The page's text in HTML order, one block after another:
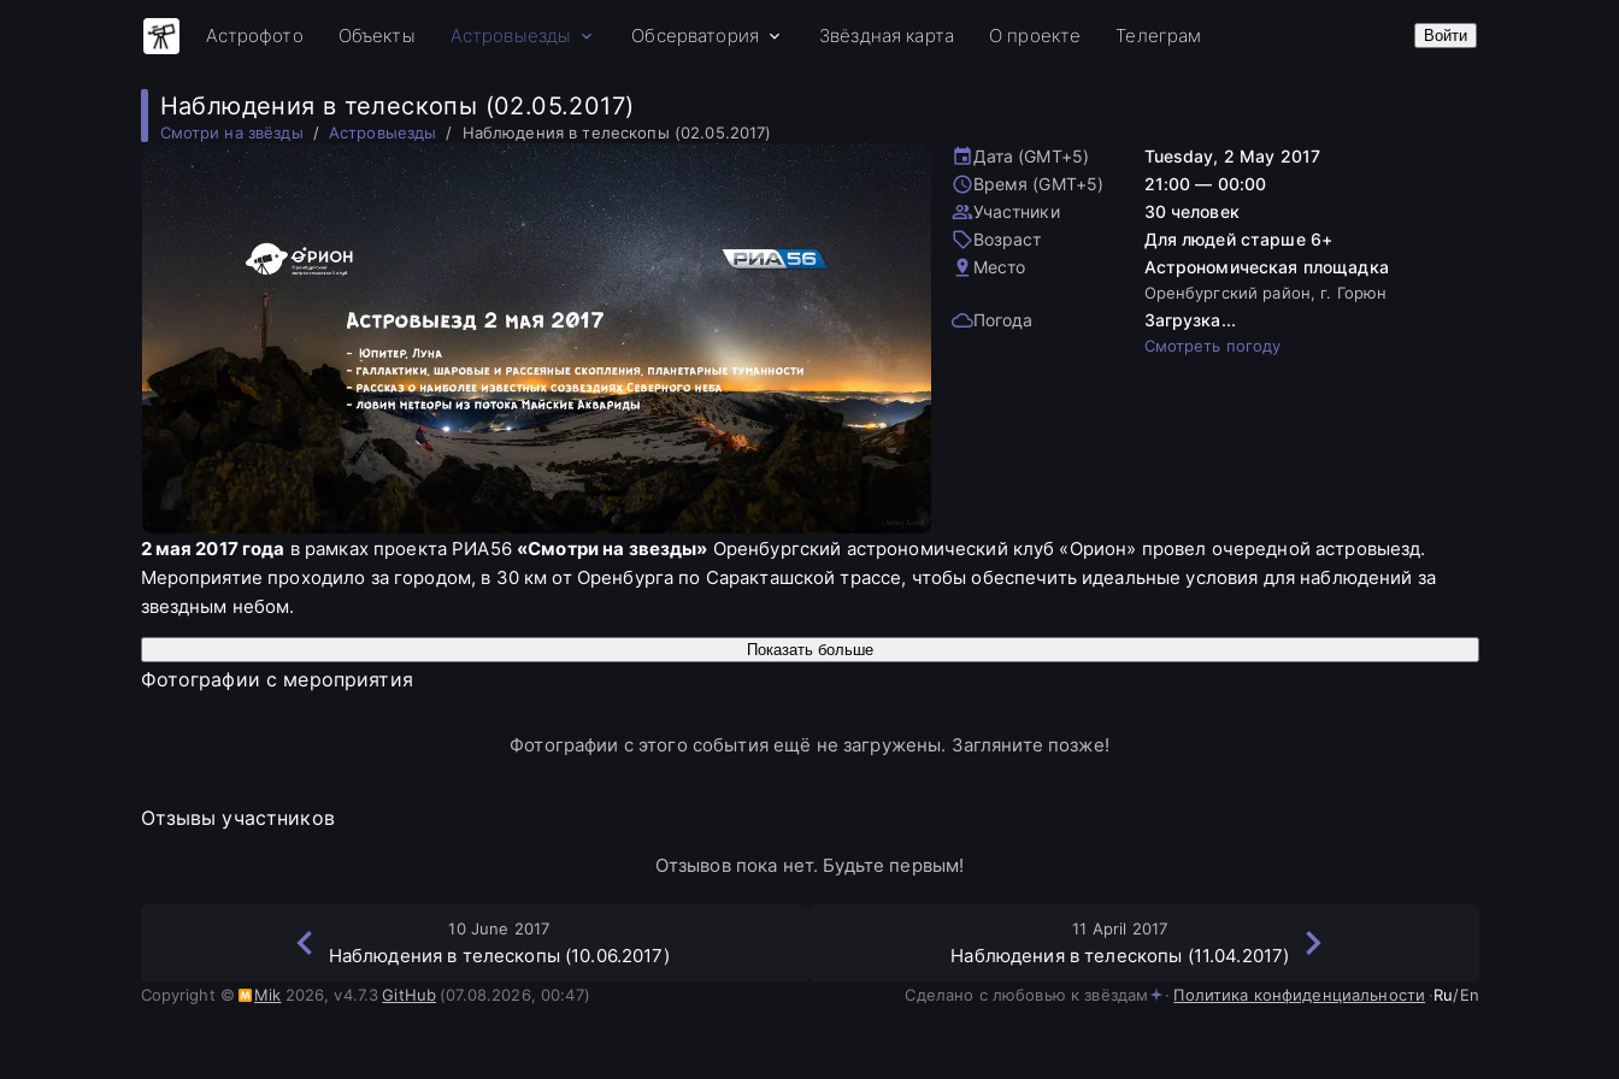
Астрофото Объекты Астровыезды Обсерватория Звёздная карта О проекте Телеграм Войти
Наблюдения в телескопы (02.05.2017)
Смотри на звёзды Астровыезды Наблюдения в телескопы (02.05.2017)
Дата (GMT+5)
Tuesday, 2 May 2017
Время (GMT+5)
21:00 — 00:00
Участники
30 человек
Возраст
Для людей старше 6+
Место
Астрономическая площадка
Оренбургский район, г. Горюн
Погода Загрузка...
Смотреть погоду
2 мая 2017 года в рамках проекта РИА56 «Смотри на звезды» Оренбургский астрономический клуб «Орион» провел очередной астровыезд.
Мероприятие проходило за городом, в 30 км от Оренбурга по Саракташской трассе, чтобы обеспечить идеальные условия для наблюдений за
звездным небом.
Организаторы и поддержка
Расположение: 30 км от Оренбурга по Саракташской трассе.
Для тех, кто не знает, как добраться: сбор в9:00у памятника Ю.А. Гагарина (проспект Гагарина) в кармане по ходу движения в центр.
Дата и время: 2.05.2017
Показать больше
Фотографии с мероприятия
Фотографии с этого события ещё не загружены. Загляните позже!
Отзывы участников
Отзывов пока нет. Будьте первым!
10 June 2017
Наблюдения в телескопы (10.06.2017)
11 April 2017
Наблюдения в телескопы (11.04.2017)
Copyright © Mik 2026 v4.7.3 GitHub (07.08.2026, 00:47) Сделано с любовью к звёздам · Политика конфиденциальности ·Ru/En